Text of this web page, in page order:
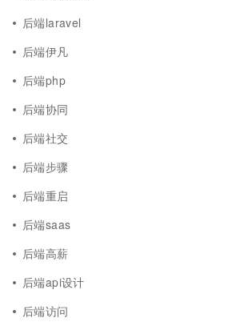
后端laravel
后端伊凡
后端php
后端协同
后端社交
后端步骤
后端重启
后端saas
后端高薪
后端api设计
后端访问